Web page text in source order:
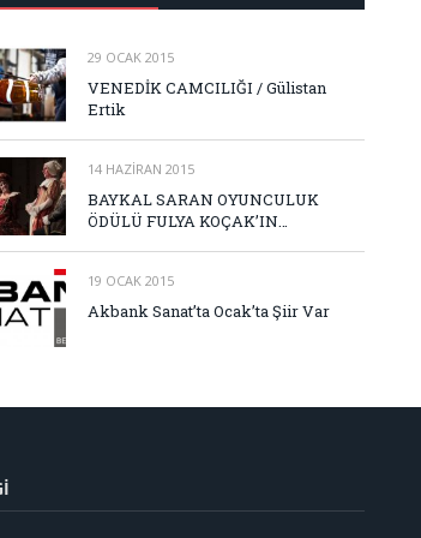
29 OCAK 2015
VENEDİK CAMCILIĞI / Gülistan
Ertik
14 HAZIRAN 2015
BAYKAL SARAN OYUNCULUK
ÖDÜLÜ FULYA KOÇAK’IN…
19 OCAK 2015
Akbank Sanat’ta Ocak’ta Şiir Var